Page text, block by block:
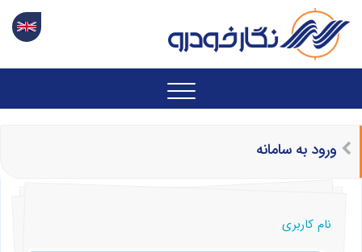
ورود به سامانه
نام کاربری